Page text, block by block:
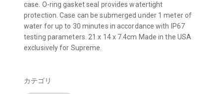
case. O-ring gasket seal provides watertight
protection. Case can be submerged under 1 meter of
water for up to 30 minutes in accordance with IP67
testing parameters. 21 x 14 x 7.4cm Made in the USA
exclusively for Supreme.
カテゴリ